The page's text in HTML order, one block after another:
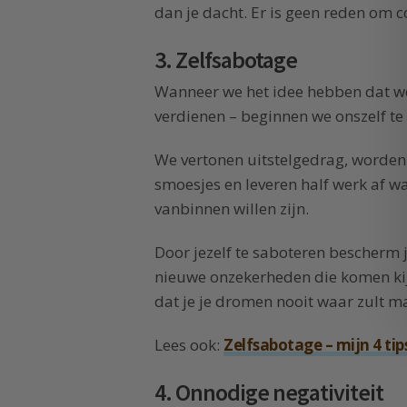
dan je dacht. Er is geen reden om
3. Zelfsabotage
Wanneer we het idee hebben dat
verdienen – beginnen we onszelf
We vertonen uitstelgedrag,
smoesjes en leveren half werk af
vanbinnen willen zijn.
Door jezelf te saboteren bescherm
nieuwe onzekerheden die komen
dat je je dromen nooit waar zult
Lees ook: Zelfsabotage – mijn 4
4. Onnodige negativiteit